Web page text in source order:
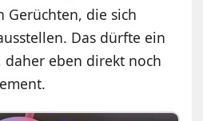
Gerüchten, die sich
Das dürfte ein
daher eben direkt noch